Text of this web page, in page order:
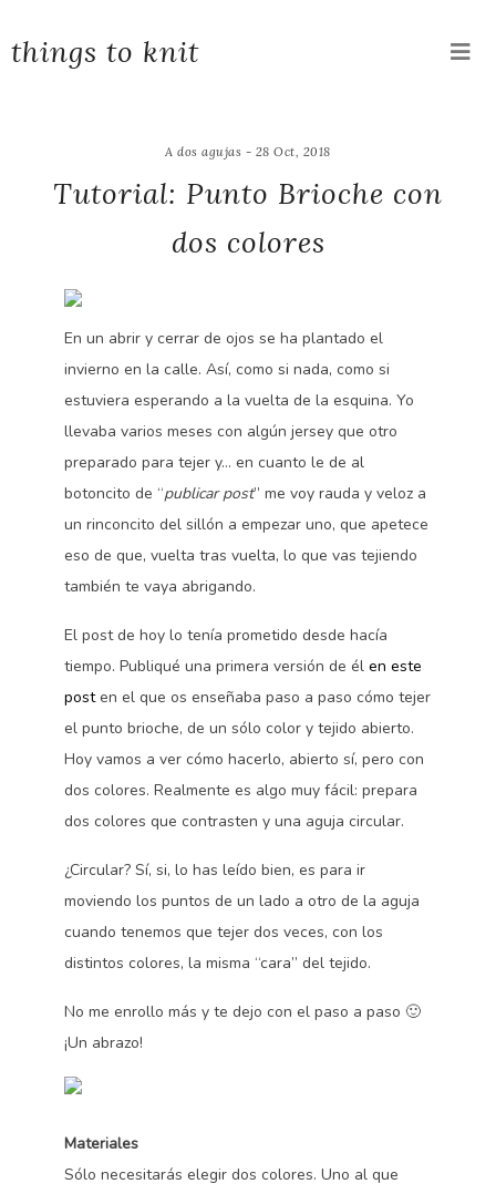
things to knit
A dos agujas - 28 Oct, 2018
Tutorial: Punto Brioche con
dos colores
En un abrir y cerrar de ojos se ha plantado el
invierno en la calle. Así, como si nada, como si
estuviera esperando a la vuelta de la esquina. Yo
llevaba varios meses con algún jersey que otro
preparado para tejer y… en cuanto le de al
botoncito de “publicar post” me voy rauda y veloz a
un rinconcito del sillón a empezar uno, que apetece
eso de que, vuelta tras vuelta, lo que vas tejiendo
también te vaya abrigando.
El post de hoy lo tenía prometido desde hacía
tiempo. Publiqué una primera versión de él en este
posten el que os enseñaba paso a paso cómo tejer
el punto brioche, de un sólo color y tejido abierto.
Hoy vamos a ver cómo hacerlo, abierto sí, pero con
dos colores. Realmente es algo muy fácil: prepara
dos colores que contrasten y una aguja circular.
¿Circular? Sí, si, lo has leído bien, es para ir
moviendo los puntos de un lado a otro de la aguja
cuando tenemos que tejer dos veces, con los
distintos colores, la misma “cara” del tejido.
No me enrollo más y te dejo con el paso a paso 🙂
¡Un abrazo!
Materiales
Sólo necesitarás elegir dos colores. Uno al que